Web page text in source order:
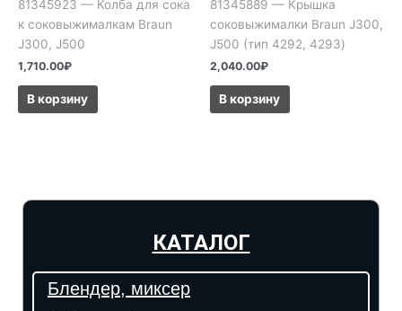
81345923 — Колба для сока
к соковыжималкам Braun
J300, J500
1,710.00₽
В корзину
81345889 — Крышка
соковыжималки Braun J300,
J500 (тип 4292, 4293)
2,040.00₽
В корзину
КАТАЛОГ
Блендер, миксер